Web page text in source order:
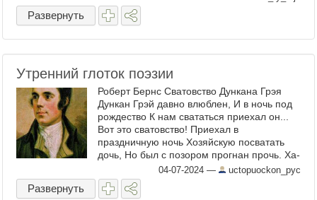
американцы и это чувствуется, ...
Развернуть
Утренний глоток поэзии
Роберт Бернс Сватовство Дункана Грэя
Дункан Грэй давно влюблен, И в ночь под
рождество К нам свататься приехал он...
Вот это сватовство! Приехал в
праздничную ночь Хозяйскую посватать
дочь, Но был с позором прогнан прочь. Ха-
ха! Вот сватовство! Затылок взмок у
жениха, Ха-ха! ...
04-07-2024 — uctopuockon_pyc
Развернуть